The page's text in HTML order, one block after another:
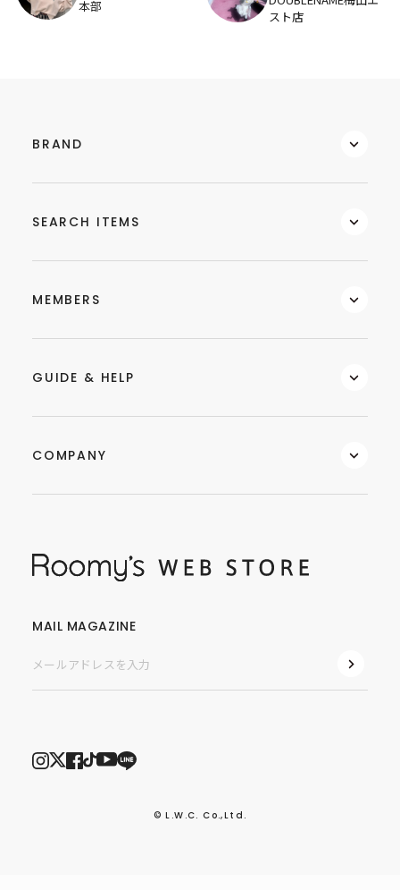
本部
スト店
BRAND
SEARCH ITEMS
MEMBERS
GUIDE & HELP
COMPANY
MAIL MAGAZINE
© L.W.C. Co.,Ltd.